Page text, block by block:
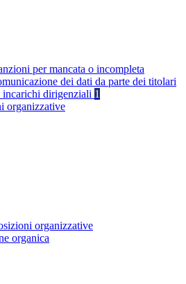
per mancata o incompleta
dei dati da parte dei titolari
incarichi dirigenziali 1
organizzative
organizzative
organica